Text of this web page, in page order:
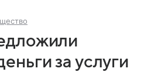
за услуги